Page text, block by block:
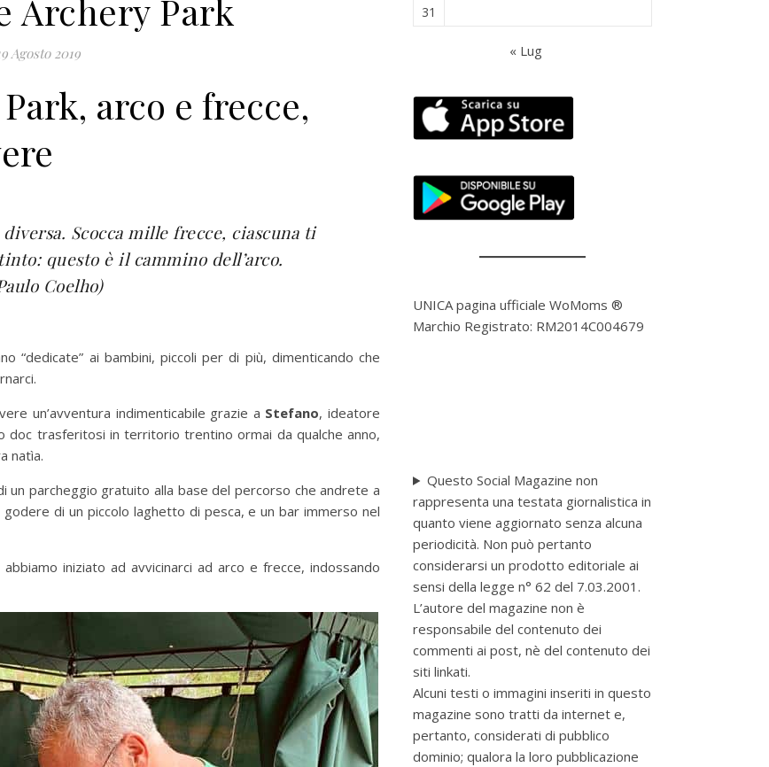
Archery Park
Agosto 2019
arco e frecce,
Scocca mille frecce, ciascuna ti
questo è il cammino dell’arco.
Coelho)
“dedicate” ai bambini, piccoli per di più, dimenticando che
un’avventura indimenticabile grazie a Stefano, ideatore
doc trasferitosi in territorio trentino ormai da qualche anno,
natìa.
un parcheggio gratuito alla base del percorso che andrete a
di un piccolo laghetto di pesca, e un bar immerso nel
iniziato ad avvicinarci ad arco e frecce, indossando
31
« Lug
UNICA pagina ufficiale WoMoms ®
Marchio Registrato: RM2014C004679
Questo Social Magazine non
rappresenta una testata giornalistica in
quanto viene aggiornato senza alcuna
periodicità. Non può pertanto
considerarsi un prodotto editoriale ai
sensi della legge n° 62 del 7.03.2001.
L’autore del magazine non è
responsabile del contenuto dei
commenti ai post, nè del contenuto dei
siti linkati.
Alcuni testi o immagini inseriti in questo
magazine sono tratti da internet e,
pertanto, considerati di pubblico
dominio; qualora la loro pubblicazione